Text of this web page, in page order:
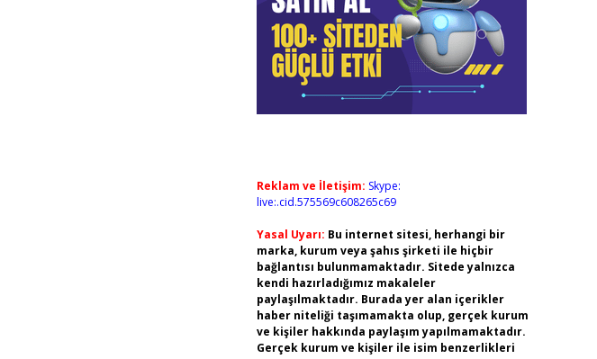
Reklam ve İletişim: Skype:
live:.cid.575569c608265c69
Yasal Uyarı: Bu internet sitesi, herhangi bir
marka, kurum veya şahıs şirketi ile hiçbir
bağlantısı bulunmamaktadır. Sitede yalnızca
kendi hazırladığımız makaleler
paylaşılmaktadır. Burada yer alan içerikler
haber niteliği taşımamakta olup, gerçek kurum
ve kişiler hakkında paylaşım yapılmamaktadır.
Gerçek kurum ve kişiler ile isim benzerlikleri